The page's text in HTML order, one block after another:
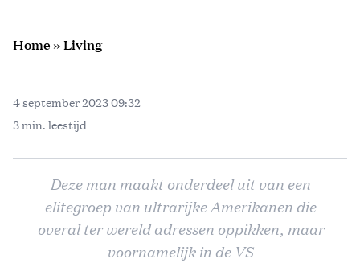
Home»Living
4 september 2023 09:32
3 min. leestijd
Deze man maakt onderdeel uit van een
elitegroep van ultrarijke Amerikanen die
overal ter wereld adressen oppikken, maar
voornamelijk in de VS